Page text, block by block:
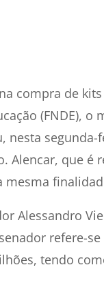
compra de
(FNDE),
nesta segunda-
Alencar, que é
mesma
Alessandro
refere-
tendo